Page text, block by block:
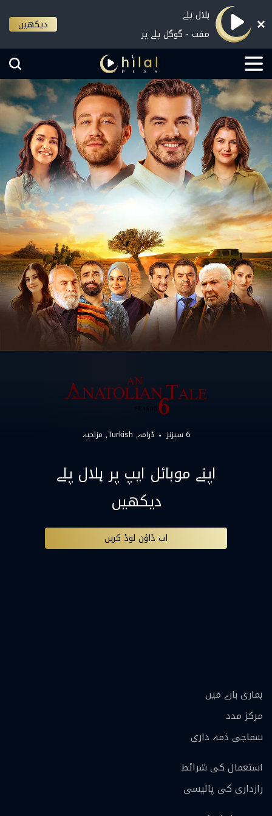
ہلال پلے
مفت - گوگل پلے پر
دیکھیں
6 سیزنز ڈرامہ Turkish مزاحیہ
اپنے موبائل ایپ پر ہلال پلے
دیکھیں
اب ڈاؤن لوڈ کریں
ہماری بارے ميں
مرکز مدد
سماجی ذمہ داری
استعمال کی شرائط
رازداری کی پالیسی